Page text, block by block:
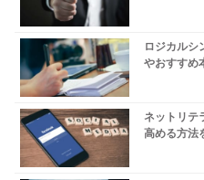
ロジカルシ
やおすすめ
ネットリテ
高める方法